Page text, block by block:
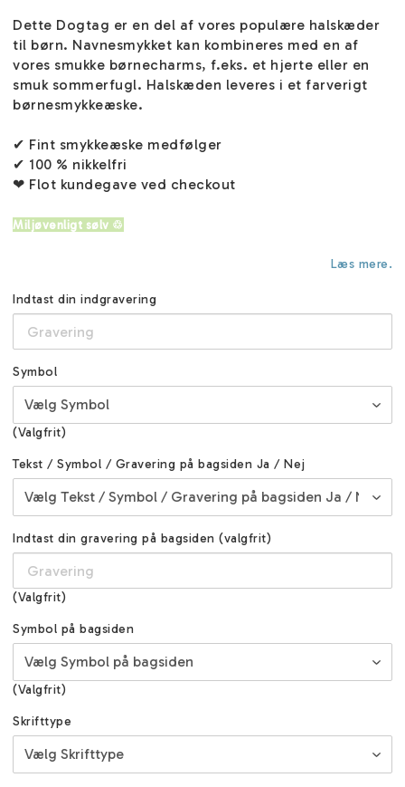
Dette Dogtag er en del af vores populære halskæder
til børn. Navnesmykket kan kombineres med en af
vores smukke børnecharms, f.eks. et hjerte eller en
smuk sommerfugl. Halskæden leveres i et farverigt
børnesmykkeæske.
✔ Fint smykkeæske medfølger
✔ 100 % nikkelfri
❤ Flot kundegave ved checkout
Miljøvenligt sølv ♲
Læs mere.
Indtast din indgravering
Symbol
(Valgfrit)
Tekst / Symbol / Gravering på bagsiden Ja / Nej
Indtast din gravering på bagsiden (valgfrit)
(Valgfrit)
Symbol på bagsiden
(Valgfrit)
Skrifttype